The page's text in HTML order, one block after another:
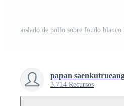
aislado de pollo sobre fondo blanco
papan
3.714 Recursos